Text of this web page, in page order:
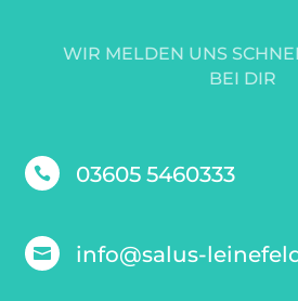
WIR MELDEN UNS
BEI DIR
 03605 5460333
 info@salus-